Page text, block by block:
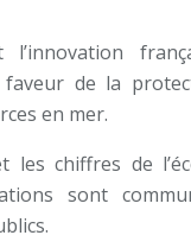
de la
en mer.
chiffres de
sont